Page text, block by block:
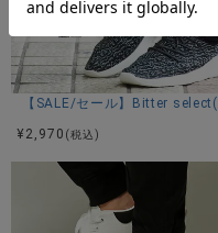
てご利用ください。
【SALE/セール】Bitter
¥ 2,970 (税込)